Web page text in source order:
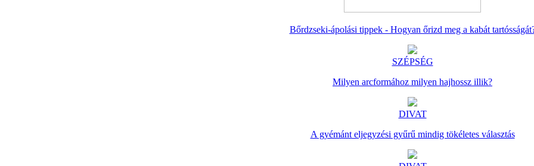
Bőrdzseki-ápolási tippek - Hogyan őrizd meg a kabát
SZÉPSÉG
Milyen arcformához milyen hajhossz illik?
DIVAT
A gyémánt eljegyzési gyűrű mindig tökéletes választás